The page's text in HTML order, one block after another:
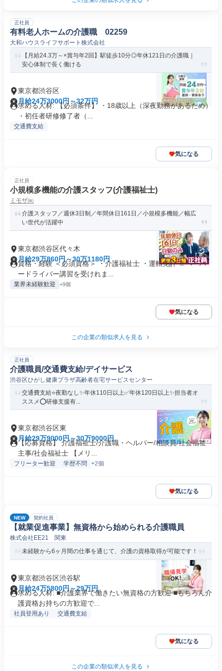
正社員
有料老人ホームの介護職 02259
大和ハウスライフサポート株式会社
【月給24.3万～×賞与年2回】駅徒歩10分◎年休121日の介護職｜
安心体制で長く働ける
東京都渋谷区
月給24万3000円～32万円
求める人材: 【必須条件】 ・18歳以上（深夜勤務があるため）
・初任者研修修了者（...
交通費支給
気になる
正社員
小規模多機能の介護スタッフ(介護福祉士)
ミモザ㈱
介護スタッフ／週休3日制／年間休日161日／小規模多機能／幅広
い世代が活躍中
東京都渋谷区代々木
月給29万860円～30万1180円
資格・経験 ＜必須資格＞ ・介護福祉士 ・運転免許 ※ペーパ
ードライバー講習を受けれま...
業界未経験歓迎 +9個
気になる
この企業の類似求人を見る
正社員
介護職員/交通費支給/デイサービス
渋谷区ひがし健康プラザ高齢者在宅サービスセンター
交通費支給⭐️夜勤なし✨年休110日以上✅️年休120日以上✨担当者オ
ススメ⭕️研修支援有...
東京都渋谷区東
月給29万9000円～30万9000円
【応募資格】 介護福祉士/介護職・ヘルパー/相談員/社会福祉
主事/社会福祉士 【メリ...
フリーター歓迎 学歴不問 +2個
気になる
NEW 契約社員
【就業促進事業】無資格から始められる介護職員
株式会社EE21 関東
未経験から6ヶ月間の仕事を通じて、介護の資格取得が可能です！
東京都渋谷区渋谷駅
月給24万5800円～29万円
求める人材: ■介護業界で働きたい無資格の方歓迎 ■もちろん介
護資格お持ちの方歓迎で...
社員登用あり 交通費支給
気になる
この企業の類似求人を見る